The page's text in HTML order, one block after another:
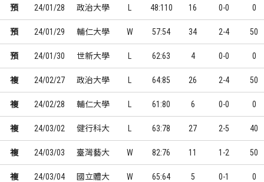
預 24/01/28 政治大學 48:110 16 0-0 0
預 24/01/29 輔仁大學 W 57:54 34 2-4 50
預 24/01/30 世新大學 62:63 4 0-0 0
複 24/02/27 政治大學 64:85 26 2-4 50
複 24/02/28 輔仁大學 61:80 6 0-0 0
複 24/03/02 健行科大 63:78 27 2-5 40
複 24/03/03 臺灣藝大 W 82:76 11 1-2 50
複 24/03/04 國立體大 W 65:64 5 0-1 0